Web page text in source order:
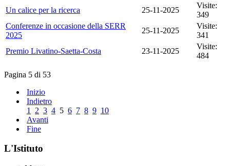
Un calice per la ricerca
25-11-2025
Visite:
349
Conferenze in occasione della SERR
2025
25-11-2025
Visite:
341
Premio Livatino-Saetta-Costa
23-11-2025
Visite:
484
Pagina 5 di 53
Inizio
Indietro
1
2 3 4 5 6 7 8 9 10
Avanti
Fine
L'Istituto